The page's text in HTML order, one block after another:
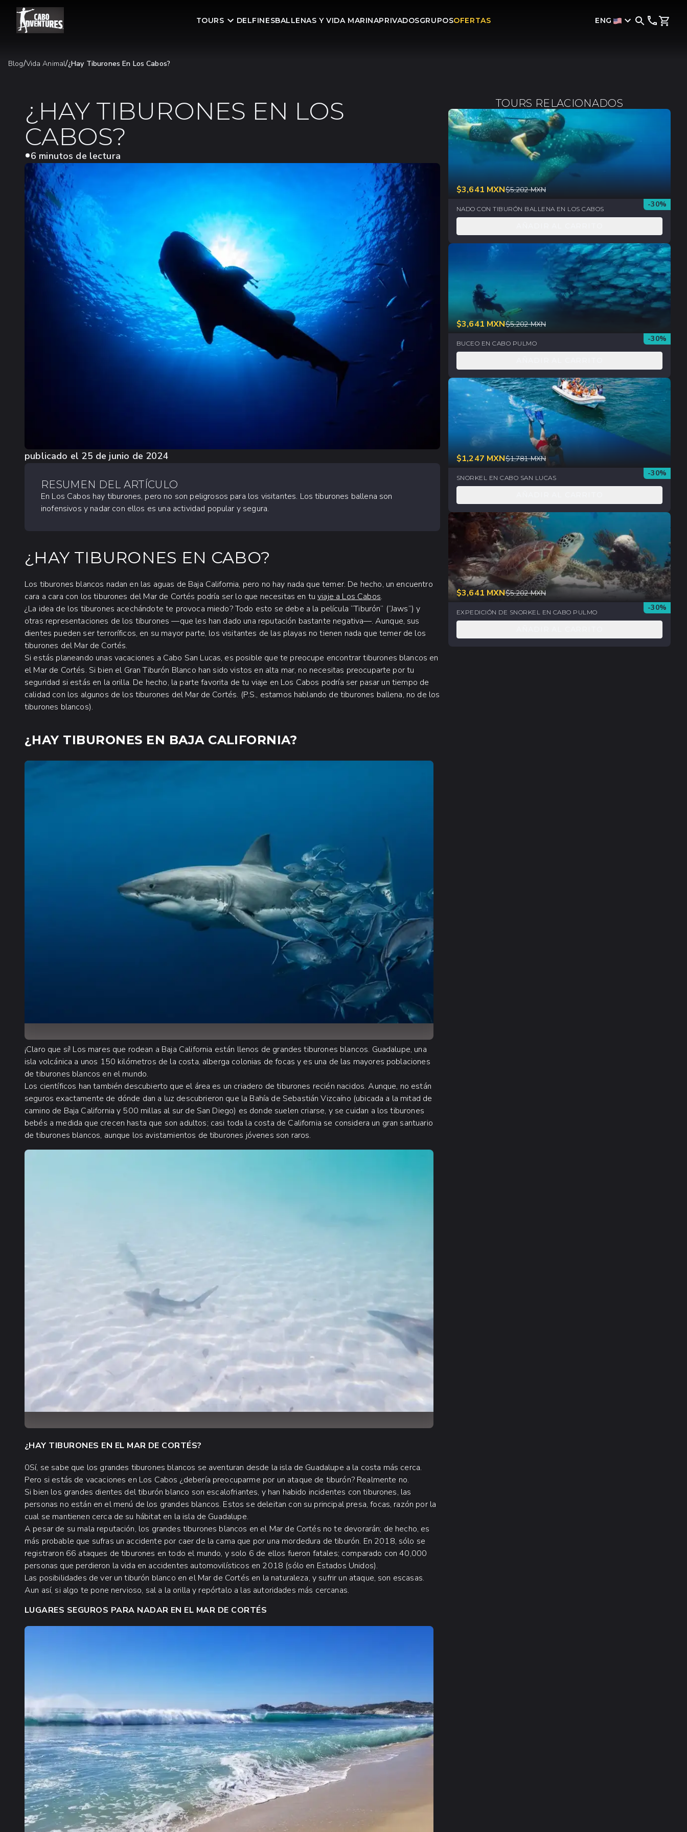
TOURS DELFINESBALLENAS Y VIDA MARINAPRIVADOSGRUPOSOFERTAS ENG
Blog/Vida Animal/¿Hay Tiburones En Los Cabos?
¿HAY TIBURONES EN LOS
CABOS?
6 minutos de lectura
publicado el 25 de junio de 2024
RESUMEN DEL ARTÍCULO
En Los Cabos hay tiburones, pero no son peligrosos para los visitantes. Los tiburones ballena son
inofensivos y nadar con ellos es una actividad popular y segura.
¿HAY TIBURONES EN CABO?
Los tiburones blancos nadan en las aguas de Baja California, pero no hay nada que temer. De hecho, un encuentro
cara a cara con los tiburones del Mar de Cortés podría ser lo que necesitas en tuviaje a Los Cabos.
¿La idea de los tiburones acechándote te provoca miedo? Todo esto se debe a la película “Tiburón” (“Jaws”) y
otras representaciones de los tiburones —que les han dado una reputación bastante negativa—. Aunque, sus
dientes pueden ser terroríficos, en su mayor parte, los visitantes de las playas no tienen nada que temer de los
tiburones del Mar de Cortés.
Si estás planeando unas vacaciones a Cabo San Lucas, es posible que te preocupe encontrar tiburones blancos en
el Mar de Cortés. Si bien el Gran Tiburón Blanco han sido vistos en alta mar, no necesitas preocuparte por tu
seguridad si estás en la orilla. De hecho, la parte favorita de tu viaje en Los Cabos podría ser pasar un tiempo de
calidad con los algunos de los tiburones del Mar de Cortés. (P.S., estamos hablando de tiburones ballena, no de los
tiburones blancos).
¿HAY TIBURONES EN BAJA CALIFORNIA?
¡Claro que sí! Los mares que rodean a Baja California están llenos de grandes tiburones blancos. Guadalupe, una
isla volcánica a unos 150 kilómetros de la costa, alberga colonias de focas y es una de las mayores poblaciones
de tiburones blancos en el mundo.
Los científicos han también descubierto que el área es un criadero de tiburones recién nacidos. Aunque, no están
seguros exactamente de dónde dan a luz descubrieron que la Bahía de Sebastián Vizcaíno (ubicada a la mitad de
camino de Baja California y 500 millas al sur de San Diego) es donde suelen criarse, y se cuidan a los tiburones
bebés a medida que crecen hasta que son adultos; casi toda la costa de California se considera un gran santuario
de tiburones blancos, aunque los avistamientos de tiburones jóvenes son raros.
¿HAY TIBURONES EN EL MAR DE CORTÉS?
0Sí, se sabe que los grandes tiburones blancos se aventuran desde la isla de Guadalupe a la costa más cerca.
Pero si estás de vacaciones en Los Cabos ¿debería preocuparme por un ataque de tiburón? Realmente no.
Si bien los grandes dientes del tiburón blanco son escalofriantes, y han habido incidentes con tiburones, las
personas no están en el menú de los grandes blancos. Estos se deleitan con su principal presa, focas, razón por la
cual se mantienen cerca de su hábitat en la isla de Guadalupe.
A pesar de su mala reputación, los grandes tiburones blancos en el Mar de Cortés no te devorarán; de hecho, es
más probable que sufras un accidente por caer de la cama que por una mordedura de tiburón. En 2018, sólo se
registraron 66 ataques de tiburones en todo el mundo, y solo 6 de ellos fueron fatales; comparado con 40,000
personas que perdieron la vida en accidentes automovilísticos en 2018 (sólo en Estados Unidos).
Las posibilidades de ver un tiburón blanco en el Mar de Cortés en la naturaleza, y sufrir un ataque, son escasas.
Aun así, si algo te pone nervioso, sal a la orilla y repórtalo a las autoridades más cercanas.
LUGARES SEGUROS PARA NADAR EN EL MAR DE CORTÉS
TOURS RELACIONADOS
$3,641 MXN$5,202 MXN
-30%
NADO CON TIBURÓN BALLENA EN LOS CABOS
$3,641 MXN$5,202 MXN
-30%
BUCEO EN CABO PULMO
$1,247MXN$1,781 MXN
-30%
SNORKEL EN CABO SAN LUCAS
$3,641 MXN$5,202 MXN
-30%
EXPEDICIÓN DE SNORKEL EN CABO PULMO